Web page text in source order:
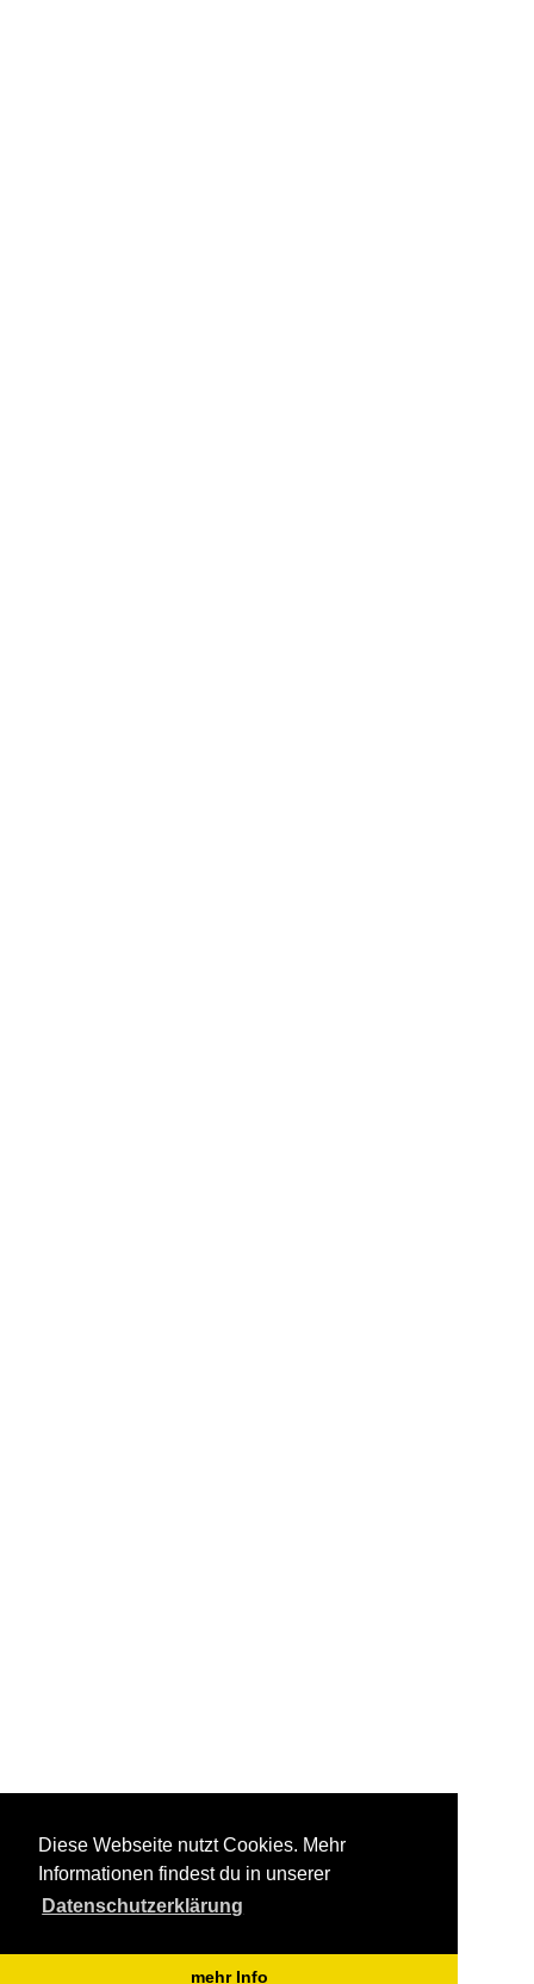
Diese Webseite nutzt Cookies. Mehr
Informationen findest du in unserer
Datenschutzerklärung
mehr Info